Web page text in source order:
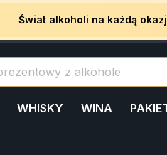
Świat alkoholi na każdą
WHISKY WINA